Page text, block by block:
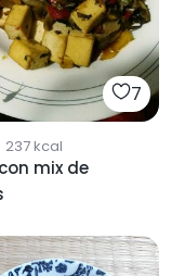
7
237kcal
mix de